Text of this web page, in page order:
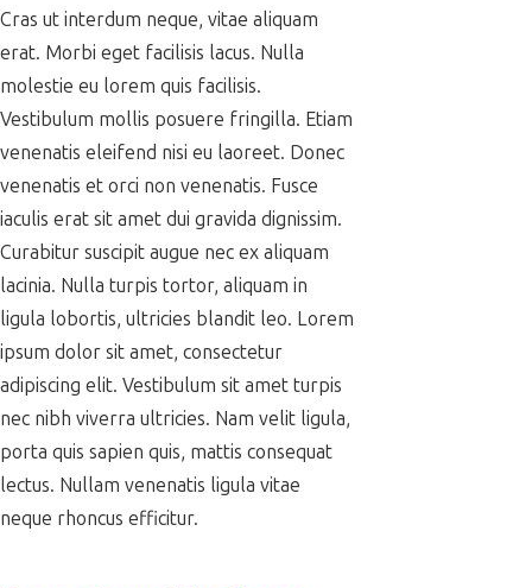
Cras ut interdum neque, vitae aliquam
erat. Morbi eget facilisis lacus. Nulla
molestie eu lorem quis facilisis.
Vestibulum mollis posuere fringilla. Etiam
venenatis eleifend nisi eu laoreet. Donec
venenatis et orci non venenatis. Fusce
iaculis erat sit amet dui gravida dignissim.
Curabitur suscipit augue nec ex aliquam
lacinia. Nulla turpis tortor, aliquam in
ligula lobortis, ultricies blandit leo. Lorem
ipsum dolor sit amet, consectetur
adipiscing elit. Vestibulum sit amet turpis
nec nibh viverra ultricies. Nam velit ligula,
porta quis sapien quis, mattis consequat
lectus. Nullam venenatis ligula vitae
neque rhoncus efficitur.